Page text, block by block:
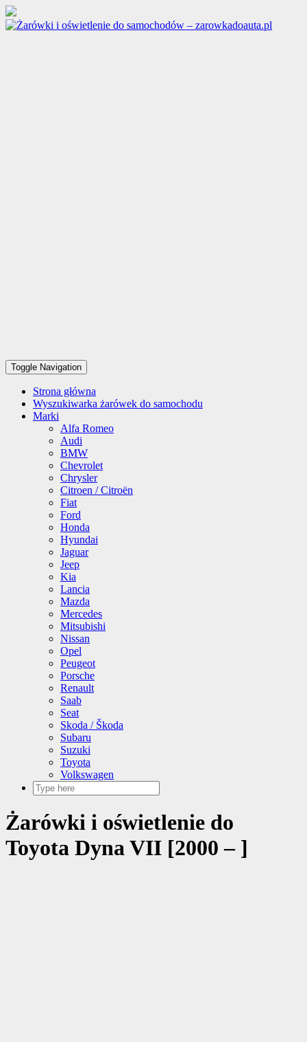
Toggle Navigation
Strona główna
Wyszukiwarka żarówek do samochodu
Marki
Alfa Romeo
Audi
BMW
Chevrolet
Chrysler
Citroen / Citroën
Fiat
Ford
Honda
Hyundai
Jaguar
Jeep
Kia
Lancia
Mazda
Mercedes
Mitsubishi
Nissan
Opel
Peugeot
Porsche
Renault
Saab
Seat
Skoda / Škoda
Subaru
Suzuki
Toyota
Volkswagen
Żarówki i oświetlenie do
Toyota Dyna VII [2000 – ]